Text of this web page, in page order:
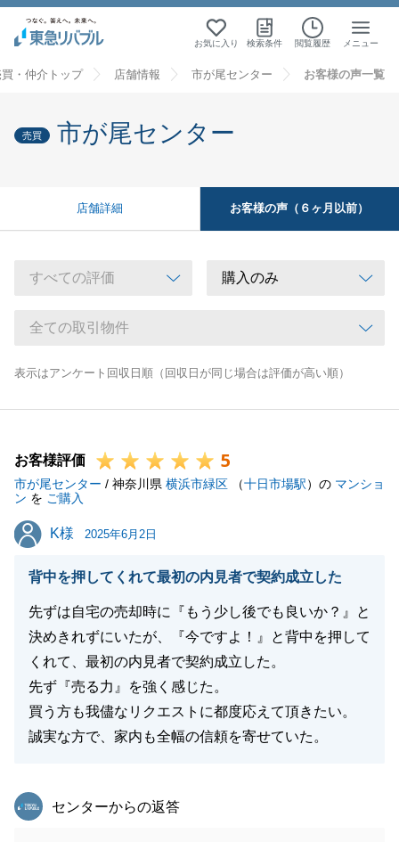
お気に入り 検索条件 閲覧履歴 メニュー
・仲介トップ 店舗情報 市が尾センター お客様の声一覧
売買 市が尾センター
店舗詳細 お客様の声（６ヶ月以前）
表示はアンケート回収日順（回収日が同じ場合は評価が高い順）
お客様評価 5
市が尾センター / 神奈川県 横浜市緑区 （十日市場駅）の マンショ
ン を ご購入
K様
K様 2025年6月2日
背中を押してくれて最初の内見者で契約成立した
先ずは自宅の売却時に『もう少し後でも良いか？』と
決めきれずにいたが、『今ですよ！』と背中を押して
くれて、最初の内見者で契約成立した。
先ず『売る力』を強く感じた。
買う方も我儘なリクエストに都度応えて頂きたい。
誠実な方で、家内も全幅の信頼を寄せていた。
東急リバブル
センターからの返答